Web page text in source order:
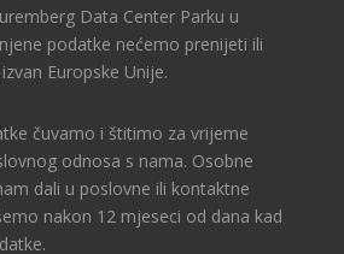
Data Center Parku u
podatke nećemo prenijeti ili
Europske Unije.
čuvamo i štitimo za vrijeme
odnosa s nama. Osobne
dali u poslovne ili kontaktne
nakon 12 mjeseci od dana kad